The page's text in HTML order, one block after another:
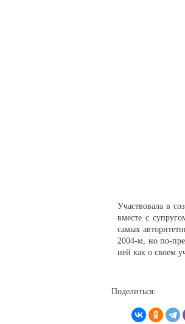
Участвовала в
вместе с
самых
2004-м, но по-
ней как о своем
Поделиться: